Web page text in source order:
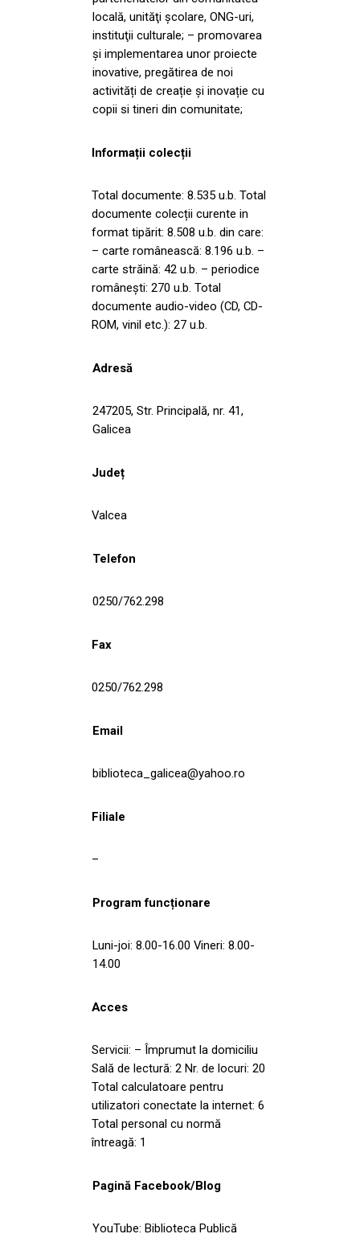
locală, unităţi şcolare, ONG-uri,
instituţii culturale; – promovarea
şi implementarea unor proiecte
inovative, pregătirea de noi
activități de creație și inovație cu
copii si tineri din comunitate;
Informații colecții
Total documente: 8.535 u.b. Total
documente colecții curente in
format tipărit: 8.508 u.b. din care:
– carte românească: 8.196 u.b. –
carte străină: 42 u.b. – periodice
românești: 270 u.b. Total
documente audio-video (CD, CD-
ROM, vinil etc.): 27 u.b.
Adresă
247205, Str. Principală, nr. 41,
Galicea
Județ
Valcea
Telefon
0250/762.298
Fax
0250/762.298
Email
biblioteca_galicea@yahoo.ro
Filiale
–
Program funcționare
Luni-joi: 8.00-16.00 Vineri: 8.00-
14.00
Acces
Servicii: – Împrumut la domiciliu
Sală de lectură: 2 Nr. de locuri: 20
Total calculatoare pentru
utilizatori conectate la internet: 6
Total personal cu normă
întreagă: 1
Pagină Facebook/Blog
YouTube: Biblioteca Publică